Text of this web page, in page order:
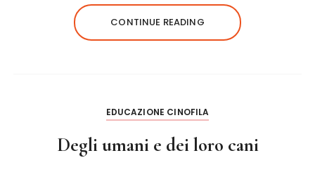
te
r
re
st
l re
CONTINUE READING
EDUCAZIONE CINOFILA
Degli umani e dei loro cani